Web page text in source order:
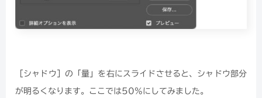
［シャドウ］の「量」を右にスライドさせると、シャドウ部分
が明るくなります。ここでは50%にしてみました。